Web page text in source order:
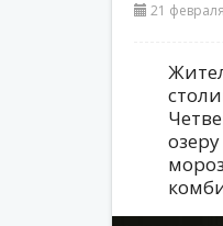
21